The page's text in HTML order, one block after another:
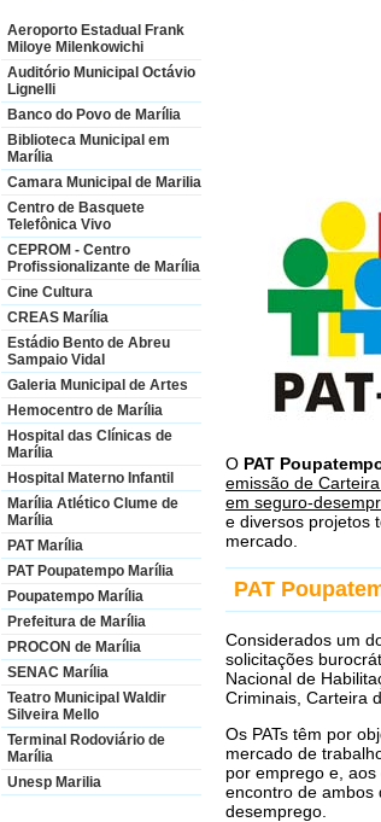
Aeroporto Estadual Frank
Miloye Milenkowichi
Auditório Municipal Octávio
Lignelli
Banco do Povo de Marília
Biblioteca Municipal em
Marília
Camara Municipal de Marilia
Centro de Basquete
Telefônica Vivo
CEPROM - Centro
Profissionalizante de Marília
Cine Cultura
CREAS Marília
Estádio Bento de Abreu
Sampaio Vidal
Galeria Municipal de Artes
Hemocentro de Marília
Hospital das Clínicas de
Marília
Hospital Materno Infantil
Marília Atlético Clume de
Marília
PAT Marília
PAT Poupatempo Marília
Poupatempo Marília
Prefeitura de Marília
PROCON de Marília
SENAC Marília
Teatro Municipal Waldir
Silveira Mello
Terminal Rodoviário de
Marília
Unesp Marilia
O PAT
emissão de
em seguro-
e diversos projetos
mercado.
PAT
Considerados um
solicitações
Nacional de
Criminais, Carteira
Os PATs têm por
mercado de
por emprego e,
encontro de ambos
desemprego.